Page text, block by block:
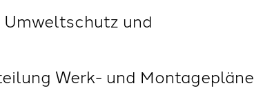
und
Werk- und Montagepläne